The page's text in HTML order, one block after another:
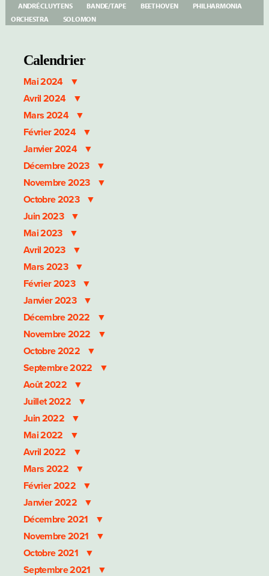
ANDRÉ CLUYTENS BANDE/TAPE BEETHOVEN
PHILHARMONIA
ORCHESTRA
SOLOMON
Calendrier
Mai 2024
Avril 2024
Mars 2024
Février 2024
Janvier 2024
Décembre 2023
Novembre 2023
Octobre 2023
Juin 2023
Mai 2023
Avril 2023
Mars 2023
Février 2023
Janvier 2023
Décembre 2022
Novembre 2022
Octobre 2022
Septembre 2022
Août 2022
Juillet 2022
Juin 2022
Mai 2022
Avril 2022
Mars 2022
Février 2022
Janvier 2022
Décembre 2021
Novembre 2021
Octobre 2021
Septembre 2021